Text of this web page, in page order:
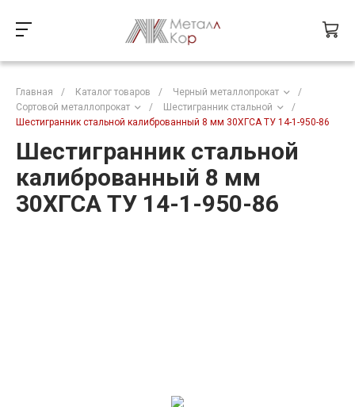
Главная / Каталог товаров / Черный металлопрокат
/
Сортовой металлопрокат
/ Шестигранник стальной
/
Шестигранник стальной калиброванный 8 мм 30ХГСА ТУ 14-1-950-86
Шестигранник стальной
калиброванный 8 мм
30ХГСА ТУ 14-1-950-86